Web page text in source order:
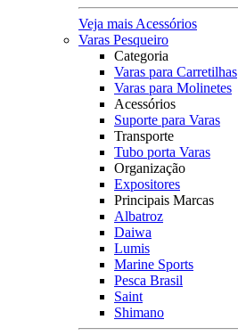
Veja mais Acessórios
Varas Pesqueiro
Categoria
Varas para Carretilhas
Varas para Molinetes
Acessórios
Suporte para Varas
Transporte
Tubo porta Varas
Organização
Expositores
Principais Marcas
Albatroz
Daiwa
Lumis
Marine Sports
Pesca Brasil
Saint
Shimano